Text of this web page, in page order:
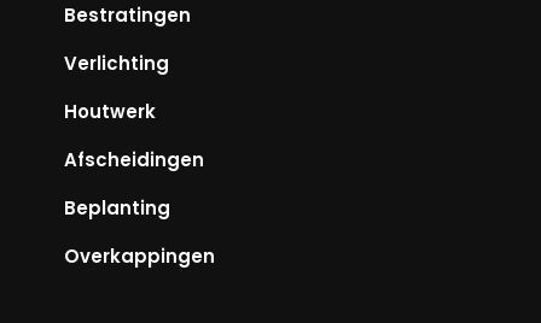
Bestratingen
Verlichting
Houtwerk
Afscheidingen
Beplanting
Overkappingen